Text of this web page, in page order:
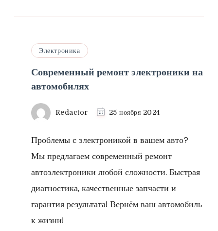
Электроника
Современный ремонт электроники на
автомобилях
Redactor 25 ноября 2024
Проблемы с электроникой в вашем авто?
Мы предлагаем современный ремонт
автоэлектроники любой сложности. Быстрая
диагностика, качественные запчасти и
гарантия результата! Вернём ваш автомобиль
к жизни!